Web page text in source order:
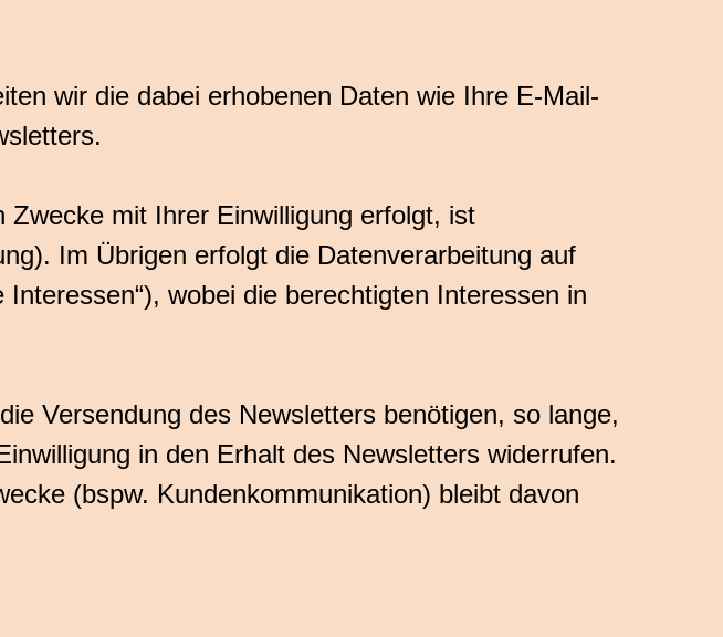
wir die dabei erhobenen Daten wie Ihre E-Mail-
mit Ihrer Einwilligung erfolgt, ist
Im Übrigen erfolgt die Datenverarbeitung auf
wobei die berechtigten Interessen in
Versendung des Newsletters benötigen, so lange,
in den Erhalt des Newsletters widerrufen.
(bspw. Kundenkommunikation) bleibt davon